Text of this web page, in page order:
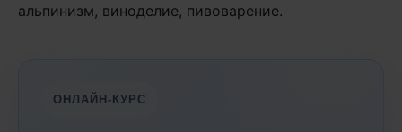
альпинизм, виноделие, пивоварение.
ОНЛАЙН-КУРС